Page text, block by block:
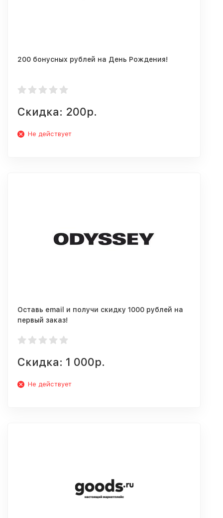
200 бонусных рублей на День Рождения!
Скидка: 200р.
Не действует
Оставь email и получи скидку 1000 рублей на
первый заказ!
Скидка: 1 000р.
Не действует